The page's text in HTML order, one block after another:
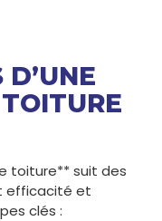
toiture** suit des
efficacité et
clés :